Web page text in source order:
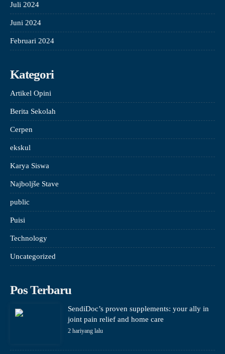
Juli 2024
Juni 2024
Februari 2024
Kategori
Artikel Opini
Berita Sekolah
Cerpen
ekskul
Karya Siswa
Najboljše Stave
public
Puisi
Technology
Uncategorized
Pos Terbaru
SendiDoc’s proven supplements: your ally in
joint pain relief and home care
2 hariyang lalu